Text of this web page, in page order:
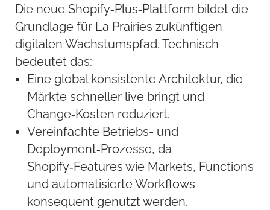
Die neue Shopify‑Plus‑Plattform bildet die
Grundlage für La Prairies zukünftigen
digitalen Wachstumspfad. Technisch
bedeutet das:
Eine global konsistente Architektur, die
Märkte schneller live bringt und
Change‑Kosten reduziert.
Vereinfachte Betriebs- und
Deployment‑Prozesse, da
Shopify‑Features wie Markets, Functions
und automatisierte Workflows
konsequent genutzt werden.